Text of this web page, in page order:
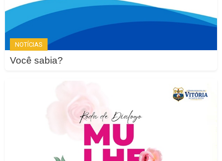
NOTÍCIAS
Você sabia?